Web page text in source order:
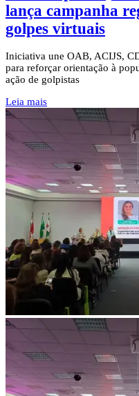
lança campanha
golpes virtuais
Iniciativa une OAB, ACIJS,
para reforçar orientação à
ação de golpistas
Leia mais